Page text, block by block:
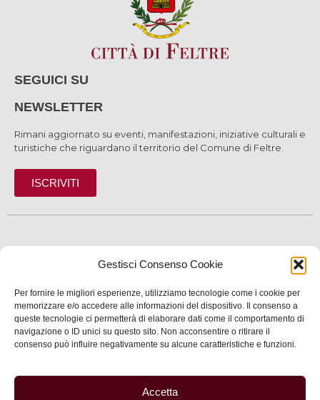
Gestisci Consenso Cookie
Per fornire le migliori esperienze, utilizziamo tecnologie come i cookie per
memorizzare e/o accedere alle informazioni del dispositivo. Il consenso a
queste tecnologie ci permetterà di elaborare dati come il comportamento di
navigazione o ID unici su questo sito. Non acconsentire o ritirare il
consenso può influire negativamente su alcune caratteristiche e funzioni.
Accetta
SEGUICI SU
NEWSLETTER
Rimani aggiornato su eventi, manifestazioni, iniziative culturali e
turistiche che riguardano il territorio del Comune di Feltre.
ISCRIVITI
SERVIZI
INFORMAZIONI